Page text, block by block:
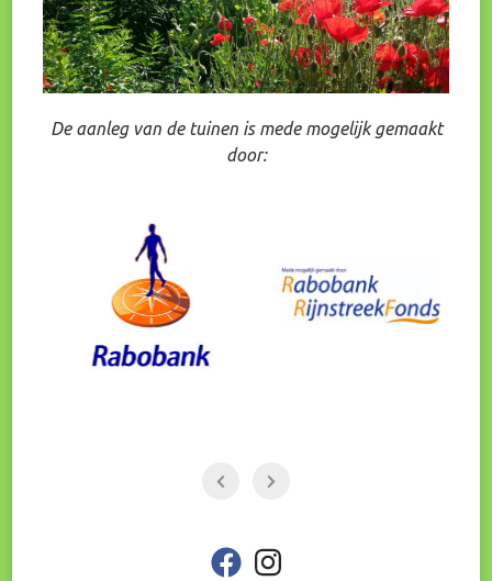
De aanleg van de tuinen is mede mogelijk gemaakt
door:
fab